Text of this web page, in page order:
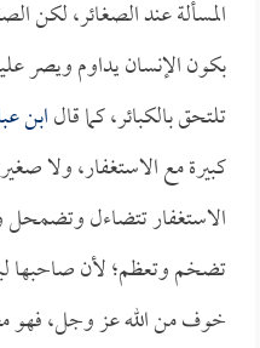
المسألة عند الصغائر، لكن
بكون الإنسان يداوم ويصر
تلتحق بالكبائر، كما قالابن
كبيرة مع الاستغفار، ولا
الاستغفار تتضاءل وتضمحل
تضخم وتعظم؛ لأن صاحبها
خوف من الله عز وجل، فهو